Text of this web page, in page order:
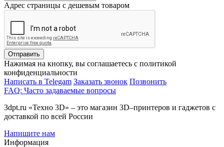
Адрес страницы с дешевым товаром
Отправить
Нажимая на кнопку, вы соглашаетесь с политикой
конфиденциальности
Написать в Telegam Заказать звонок Позвонить
FAQ: Часто задаваемые вопросы
3dpt.ru «Техно 3D» – это магазин 3D–принтеров и гаджетов с
доставкой по всей России
Напишите нам
Информация